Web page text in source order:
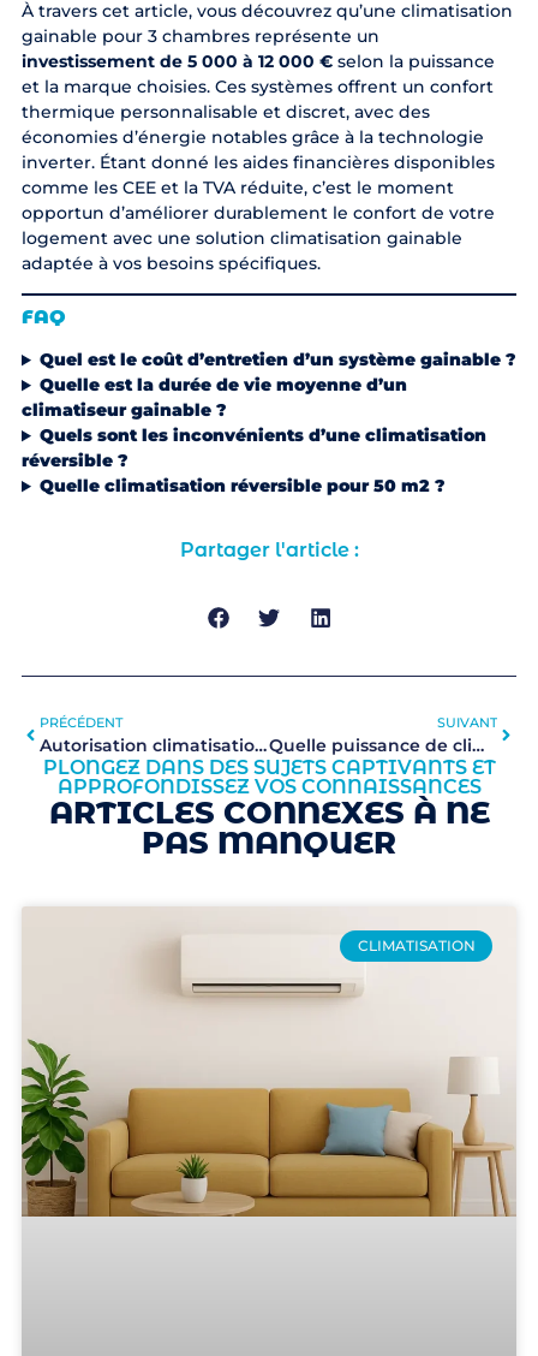
À travers cet article, vous découvrez qu’une climatisation
gainable pour 3 chambres représente un
investissement de 5 000 à 12 000 €selon la puissance
et la marque choisies. Ces systèmes offrent un confort
thermique personnalisable et discret, avec des
économies d’énergie notables grâce à la technologie
inverter. Étant donné les aides financières disponibles
comme les CEE et la TVA réduite, c’est le moment
opportun d’améliorer durablement le confort de votre
logement avec une solution climatisation gainable
adaptée à vos besoins spécifiques.
FAQ
Quel est le coût d’entretien d’un système gainable ?
Quelle est la durée de vie moyenne d’un
climatiseur gainable ?
Quels sont les inconvénients d’une climatisation
réversible ?
Quelle climatisation réversible pour 50 m2 ?
Partager l'article :
PRÉCÉDENT
Autorisation climatisation : quelles sont les règles à connaître ?
SUIVANT
Quelle puissance de climatisation pour une pièce de 40 m² ?
PLONGEZ DANS DES SUJETS CAPTIVANTS ET
APPROFONDISSEZ VOS CONNAISSANCES
ARTICLES CONNEXES À NE
PAS MANQUER
CLIMATISATION